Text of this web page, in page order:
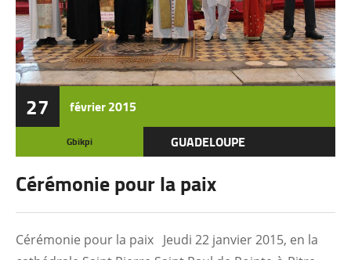
27 février2015
Gbikpi GUADELOUPE
Cérémonie pour la paix
Cérémonie pour la paix Jeudi 22 janvier 2015, en la